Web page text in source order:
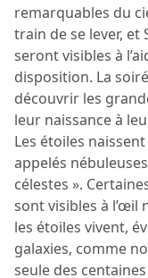
remarquables du
train de se lever, et
seront visibles à
disposition. La
découvrir les
leur naissance à
Les étoiles
appelés
célestes ».
sont visibles à l’œil
les étoiles vivent,
galaxies, comme
seule des